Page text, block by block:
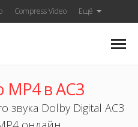
Compress Video Ещё
MP4 в AC3
звука Dolby Digital AC3